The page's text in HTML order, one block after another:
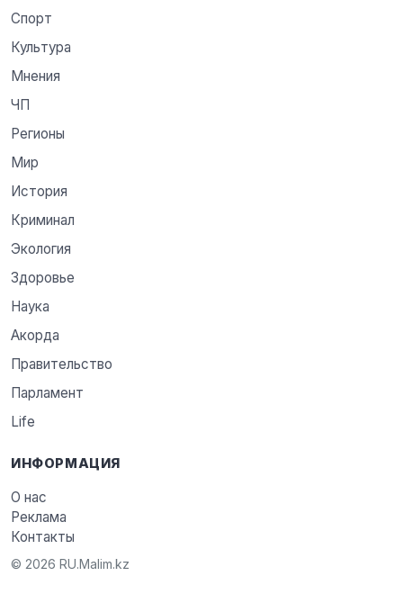
Спорт
Культура
Мнения
ЧП
Регионы
Мир
История
Криминал
Экология
Здоровье
Наука
Акорда
Правительство
Парламент
Life
ИНФОРМАЦИЯ
О нас
Реклама
Контакты
© 2026 RU.Malim.kz